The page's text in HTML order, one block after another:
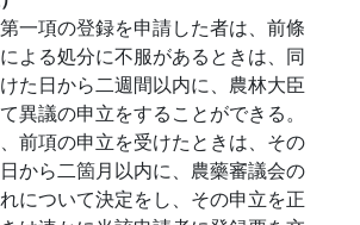
一項の登録を申請した者は、前條
よる処分に不服があるときは、同
た日から二週間以内に、農林大臣
異議の申立をすることができる。
前項の申立を受けたときは、その
から二箇月以内に、農藥審議会の
について決定をし、その申立を正